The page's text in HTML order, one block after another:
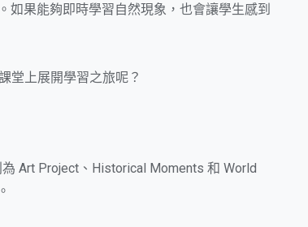
如果能夠即時學習自然現象，也會讓學生感到
堂上展開學習之旅呢？
Art Project、Historical Moments 和 World